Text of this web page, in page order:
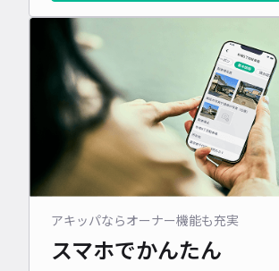
アキッパならオーナー機能も充実
スマホでかんたん